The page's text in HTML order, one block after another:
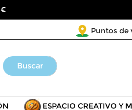
Puntos de
Buscar
ESPACIO CREATIVO Y